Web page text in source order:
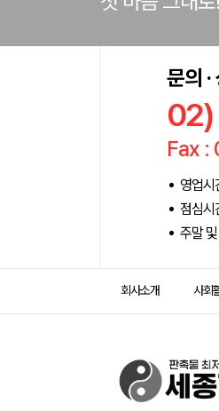
문의
Fax :
영업
점심
주말
회사소개 사회